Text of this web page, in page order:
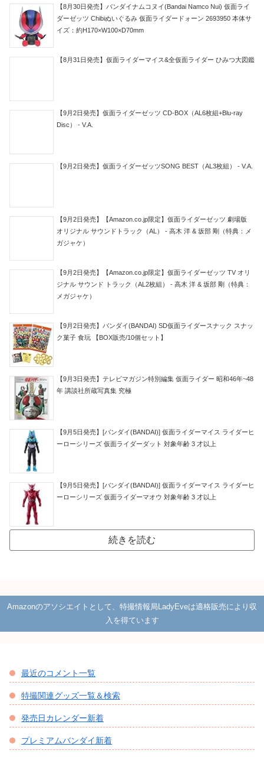
【8月30日発売】バンダイナムコヌイ(Bandai Namco Nui) 仮面ライ
ダーゼッツ Chibiぬいぐるみ 仮面ライダードォーン 2693950 本体サ
イズ：約H170×W100×D70mm
【8月31日発売】仮面ライダーマイス&全仮面ライダー ひみつ大図鑑
【9月2日発売】仮面ライダーゼッツ CD-BOX（AL6枚組+Blu-ray
Disc） - V.A.
【9月2日発売】仮面ライダーゼッツSONG BEST（AL3枚組） - V.A.
【9月2日発売】【Amazon.co.jp限定】仮面ライダーゼッツ 劇場版
オリジナル サウンドトラック（AL） - 高木 洋 & 坂部 剛（特典：メ
ガジャケ）
【9月2日発売】【Amazon.co.jp限定】仮面ライダーゼッツ TV オリ
ジナル サウンド トラック（AL2枚組） - 高木 洋 & 坂部 剛（特典：
メガジャケ）
【9月2日発売】バンダイ(BANDAI) SD仮面ライダースナック スナッ
ク菓子 食玩 【BOX販売/10個セット】
【9月3日発売】テレビマガジン特別編集 仮面ライダー 昭和46年~48
年 講談社所蔵写真集 究極
【9月5日発売】[バンダイ(BANDAI)] 仮面ライダーマイス ライダーヒ
ーローシリーズ 仮面ライダーダット 対象年齢 3 才以上
【9月5日発売】[バンダイ(BANDAI)] 仮面ライダーマイス ライダーヒ
ーローシリーズ 仮面ライダーマオウ 対象年齢 3 才以上
続きを読む
Amazonのアソシエイトとして、特撮情報局LadyEveは適格販売により収
入を得ています
最近のコメント一覧
特撮関連グッズ一覧＆検索
発売日カレンダー新着
プレミアムバンダイ新着